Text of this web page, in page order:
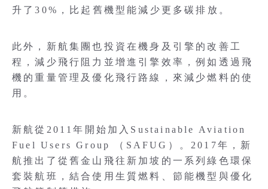
升了30%，比起舊機型能減少更多碳排放。
此外，新航集團也投資在機身及引擎的改善工
程，減少飛行阻力並增進引擎效率，例如透過飛
機的重量管理及優化飛行路線，來減少燃料的使
用。
新航從2011年開始加入Sustainable Aviation
Fuel Users Group （SAFUG）。2017年，新
航推出了從舊金山飛往新加坡的一系列綠色環保
套裝航班，結合使用生質燃料、節能機型與優化